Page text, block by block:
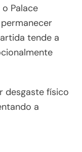
Palace
tende a
desgaste físico
a